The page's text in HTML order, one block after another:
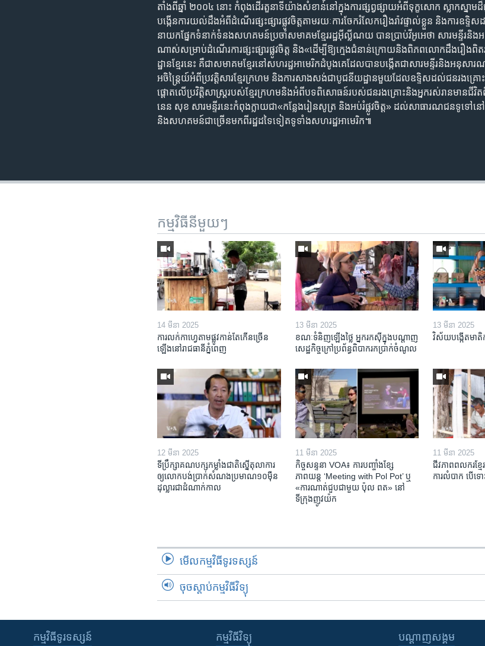
តាំងពីឆ្នាំ ២០០៤ ​នោះ កំពុង​ដើរ​តួនាទី​យ៉ាង​សំខាន់​នៅ​ក្នុង​ការ​ផ្សព្វផ្សាយ​អំពី​ទុក្ខ​សោក ស្លាកស្
បង្កើន​ការ​យល់​ដឹង​អំពី​ដំណើរ​ផ្សះផ្សារ​ផ្លូវ​ចិត្ត​តាម​រយៈ​ការ​ចែក​រំលែក​រឿងរ៉ាវ​ផ្ទាល់​ខ្លួន និង​ការ​
នាយក​ផ្នែក​ទំនាក់​ទំនង​សហគមន៍​ប្រចាំ​សមាគម​ខ្មែរ​រដ្ឋ​អ៊ីល្លីណយ​ បាន​ប្រាប់​វីអូអេ​ថា សារមន្ទីរ​និង​
ណាស់​សម្រាប់​ដំណើរ​ការ​ផ្សះផ្សារផ្លូវចិត្ត និង​«ដើម្បី​ឱ្យ​ក្មេង​ជំនាន់​ក្រោយ​និង​ពិភពលោក​ដឹង​រឿង​
ដ្ឋាន​ខ្មែរ​នេះ គឺជា​សមាគម​ខ្មែរ​នៅ​សហរដ្ឋ​អាមេរិក​ដំបូង​គេ​ដែល​បាន​បង្កើត​ជា​សារមន្ទីរ​និង​អនុសា
អចិន្ត្រៃយ៍​អំពី​ប្រវត្តិសារខ្មែរក្រហម​ និង​ការ​សាងសង់​ជា​បូជនីយដ្ឋាន​មួយដែល​ឧទ្ទិស​ដល់​ជន​រងគ្
ផ្តោត​លើ​ប្រវិត្តិសាស្ត្រ​របស់​ខ្មែរ​ក្រហម​និង​អំពី​បទពិសោធន៍​របស់​ជន​រងគ្រោះ​និង​អ្នក​រស់រាន​មាន​ជីវិ
នេន សុខ សារមន្ទីរនេះ​កំពុង​ក្លាយ​ជា​«កន្លែង​រៀន​សូត្រ និង​អប់រំ​ផ្លូវ​ចិត្ត​» ដល់​សាធារណជន​ទូទៅ​
និង​សហគមន៍​ជាច្រើន​មក​ពី​រដ្ឋ​ដទៃ​ទៀត​ទូទាំង​សហរដ្ឋ​អាមេរិក៕
កម្មវិធី​នីមួយៗ
14 មីនា 2025
ការលក់​កាហ្វេ​តាម​ផ្លូវ​កាន់តែ​កើន​ច្រើន​
ឡើង​នៅ​រាជធានី​ភ្នំពេញ
13 មីនា 2025
ខណៈទំនិញឡើងថ្លៃ អ្នករកស៊ីក្នុង​បណ្តាញ​
សេដ្ឋកិច្ចក្រៅ​ប្រព័ន្ធពិបាក​រក​ប្រាក់​ចំណូល
13 មីនា 2025
វិស័យ​បង្កើត​មាតិ
12 មីនា 2025
ទីប្រឹក្សា​គណបក្ស​កម្លាំង​ជាតិ​ស្នើ​តុលាការ​
ឲ្យ​លោក​បង់ប្រាក់​សំណង​ប្រមាណ​១០​ម៉ឺន​
ដុល្លារ​ជា​ដំណាក់កាល
11 មីនា 2025
កិច្ចសន្ទនា VOA៖ ការ​បញ្ចាំង​ខ្សែ
ភាពយន្ត ‘Meeting with Pol Pot’ ឬ
«ការណាត់ជួប​ជាមួយ​ ប៉ុល ពត» នៅ
ទីក្រុងញូវយ៉ក​
11 មីនា 2025
ជីវភាពពលករខ្
ការលំបាក បើទោ
មើល​កម្មវិធី​ទូរទស្សន៍
ចុចស្តាប់កម្មវិធីវិទ្យុ
បណ្តាញ​សង្គម
កម្មវិធី​ទូរទស្សន៍ កម្មវិធី​វិទ្យុ